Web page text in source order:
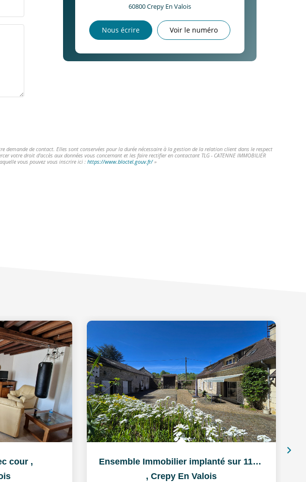
60800Crepy En Valois
Nous écrire Voir le numéro
de contact. Elles sont conservées pour la durée nécessaire à la gestion de la relation client dans le respect
droit d'accès aux données vous concernant et les faire rectifier en contactant TLG - CATENNE IMMOBILIER
vous pouvez vous inscrire ici : https://www.bloctel.gouv.fr/»
cour ,
Ensemble Immobilier implanté sur 11215m² de jardin et bois
, Crepy En Valois